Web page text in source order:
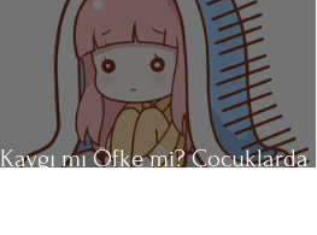
Kaygı mı Öfke mi? Çocuklarda